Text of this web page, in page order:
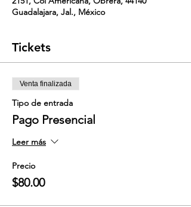
Guadalajara, Jal., México
Tickets
Venta finalizada
Tipo de entrada
Pago Presencial
Leer más
Precio
$80.00